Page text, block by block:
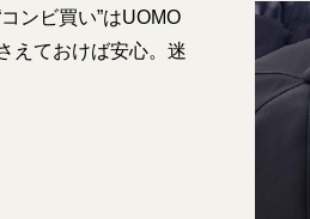
ンビ買い”はUOMO
えておけば安心。迷